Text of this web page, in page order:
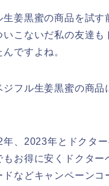
姜黒蜜の商品を試
こないだ私の友達
ですよね。
フル生姜黒蜜の商品
、2023年とドクタ
お得に安くドクター
などキャンペーンコ